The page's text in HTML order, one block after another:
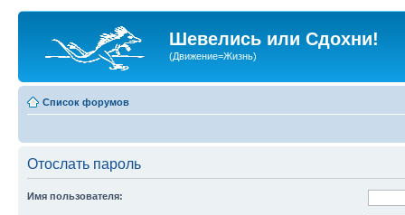
Шевелись или Сдохни!
(Движение=Жизнь)
Список форумов
Отослать пароль
Имя пользователя: